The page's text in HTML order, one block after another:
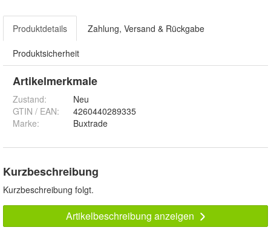
Produktdetails Zahlung, Versand & Rückgabe
Produktsicherheit
Artikelmerkmale
Zustand:
Neu
GTIN / EAN:
4260440289335
Marke:
Buxtrade
Kurzbeschreibung
Kurzbeschreibung folgt.
Artikelbeschreibung anzeigen